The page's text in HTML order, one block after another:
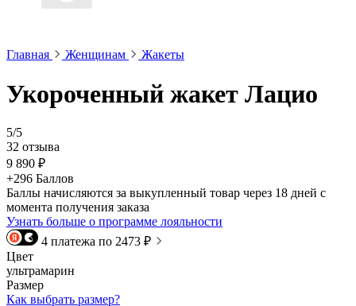
Главная Женщинам Жакеты
Укороченный жакет Лацио
5/5
32 отзыва
9 890 ₽
+296 Баллов
Баллы начисляются за выкупленный товар через 18 дней с
момента получения заказа
Узнать больше о программе лояльности
4 платежа по 2473 ₽
Цвет
ультрамарин
Размер
Как выбрать размер?